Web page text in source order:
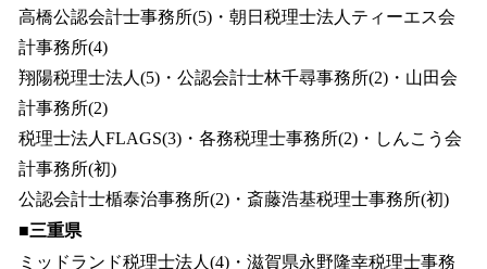
高橋公認会計士事務所(5)・朝日税理士法人ティーエス会
計事務所(4)
翔陽税理士法人(5)・公認会計士林千尋事務所(2)・山田会
計事務所(2)
税理士法人FLAGS(3)・各務税理士事務所(2)・しんこう会
計事務所(初)
公認会計士楯泰治事務所(2)・斎藤浩基税理士事務所(初)
■三重県
ミッドランド税理士法人(4)・滋賀県永野隆幸税理士事務